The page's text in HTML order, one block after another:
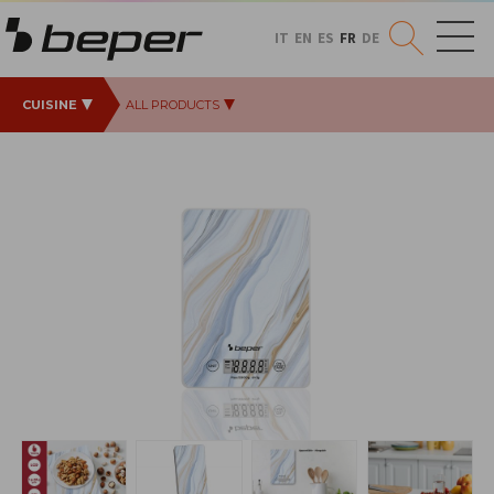
IT EN ES FR DE
CUISINE ALL PRODUCTS